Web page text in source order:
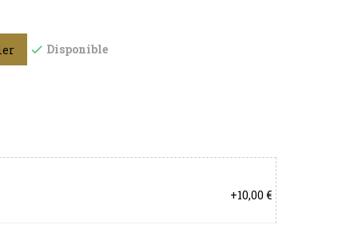
Disponible
+10,00 €